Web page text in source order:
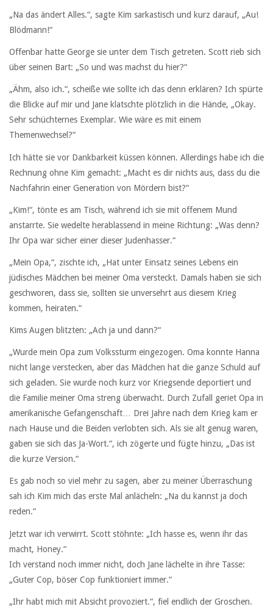
„Na das ändert Alles.“, sagte Kim sarkastisch und kurz darauf, „Au!
Blödmann!“
Offenbar hatte George sie unter dem Tisch getreten. Scott rieb sich
über seinen Bart: „So und was machst du hier?“
„Ähm, also ich.“, scheiße wie sollte ich das denn erklären? Ich spürte
die Blicke auf mir und Jane klatschte plötzlich in die Hände, „Okay.
Sehr schüchternes Exemplar. Wie wäre es mit einem
Themenwechsel?“
Ich hätte sie vor Dankbarkeit küssen können. Allerdings habe ich die
Rechnung ohne Kim gemacht: „Macht es dir nichts aus, dass du die
Nachfahrin einer Generation von Mördern bist?“
„Kim!“, tönte es am Tisch, während ich sie mit offenem Mund
anstarrte. Sie wedelte herablassend in meine Richtung: „Was denn?
Ihr Opa war sicher einer dieser Judenhasser.“
„Mein Opa,“, zischte ich, „Hat unter Einsatz seines Lebens ein
jüdisches Mädchen bei meiner Oma versteckt. Damals haben sie sich
geschworen, dass sie, sollten sie unversehrt aus diesem Krieg
kommen, heiraten.“
Kims Augen blitzten: „Ach ja und dann?“
„Wurde mein Opa zum Volkssturm eingezogen. Oma konnte Hanna
nicht lange verstecken, aber das Mädchen hat die ganze Schuld auf
sich geladen. Sie wurde noch kurz vor Kriegsende deportiert und
die Familie meiner Oma streng überwacht. Durch Zufall geriet Opa in
amerikanische Gefangenschaft… Drei Jahre nach dem Krieg kam er
nach Hause und die Beiden verlobten sich. Als sie alt genug waren,
gaben sie sich das Ja-Wort.“, ich zögerte und fügte hinzu, „Das ist
die kurze Version.“
Es gab noch so viel mehr zu sagen, aber zu meiner Überraschung
sah ich Kim mich das erste Mal anlächeln: „Na du kannst ja doch
reden.“
Jetzt war ich verwirrt. Scott stöhnte: „Ich hasse es, wenn ihr das
macht, Honey.“
Ich verstand noch immer nicht, doch Jane lächelte in ihre Tasse:
„Guter Cop, böser Cop funktioniert immer.“
„Ihr habt mich mit Absicht provoziert.“, fiel endlich der Groschen.